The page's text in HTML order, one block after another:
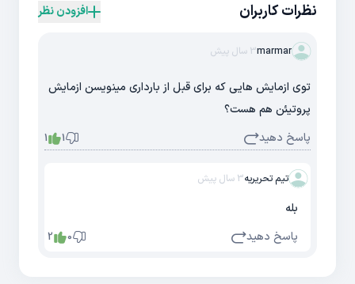
نظرات کاربران افزودن نظر
marmar3 سال پیش
توی ازمایش هایی که برای قبل از بارداری مینویسن ازمایش
پروتیئن هم هست؟
پاسخ دهید
1
1
تیم تحریریه3 سال پیش
بله
پاسخ دهید
0
2